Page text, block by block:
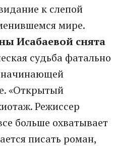
к слепой
мире.
Исабаевой снята
судьба фатально
начинающей
«Открытый
Режиссер
больше охватывает
писать роман,